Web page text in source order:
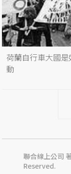
荷蘭自行車大國
動
聯合線上公司
Reserved.